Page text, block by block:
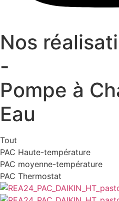
Nos
-
Pompe à
Eau
Tout
PAC Haute-température
PAC moyenne-température
PAC Thermostat